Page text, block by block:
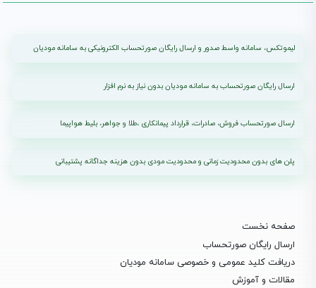
لیموتکس، سامانه واسط صدور و ارسال رایگان صورتحساب الکترونیکی به سامانه مودیان
ارسال رایگان صورتحساب به سامانه مودیان بدون نیاز به نرم افزار
ارسال صورتحساب فروش، صادرات، قرارداد پیمانکاری ،طلا و جواهر، بلیط هواپیما
پلن های بدون محدودیت زمانی و محدودیت مودی بدون هزینه جداگانه پشتیبانی
صفحه نخست
ارسال رایگان صورتحساب
دریافت کلید عمومی و خصوصی سامانه مودیان
مقالات و آموزش